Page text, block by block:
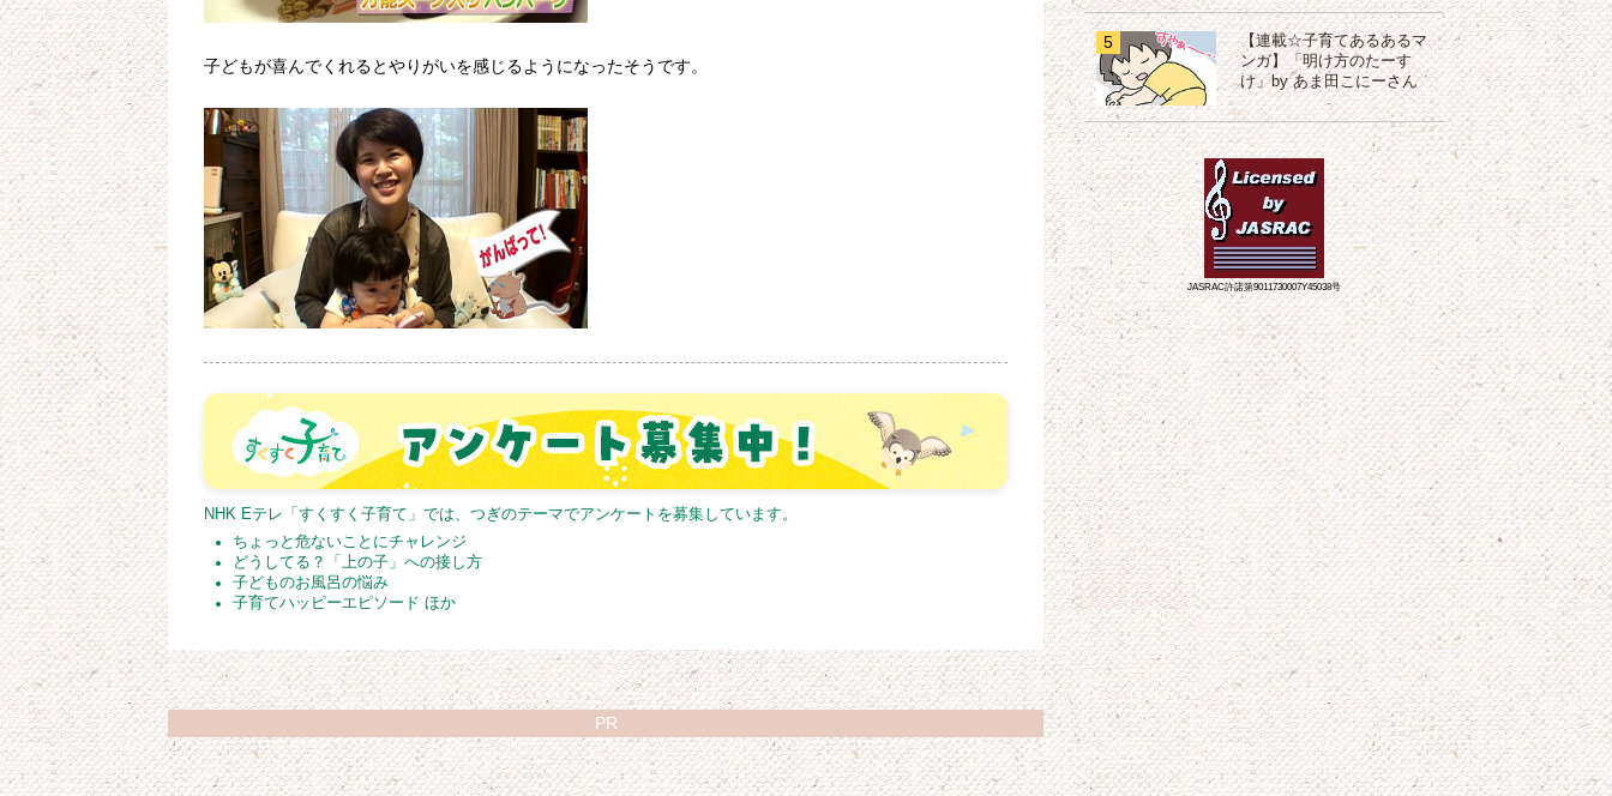
子どもが喜んでくれるとやりがいを感じるようになったそうです。
NHK Eテレ「すくすく子育て」では、つぎのテーマでアンケートを募集しています。
ちょっと危ないことにチャレンジ
どうしてる？「上の子」への接し方
子どものお風呂の悩み
子育てハッピーエピソード ほか
5
【連載☆子育てあるあるマ
ンガ】「明け方のたーす
け」by あま田こにーさん
JASRAC許諾第9011730007Y45038号
PR